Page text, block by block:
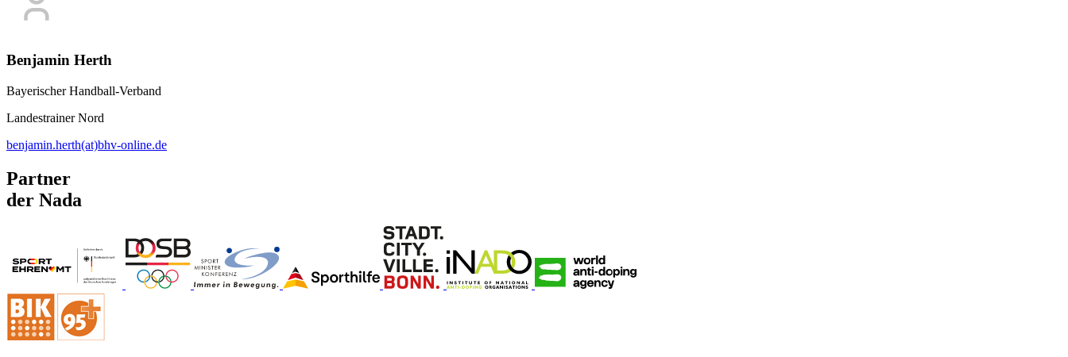
Benjamin Herth
Bayerischer Handball-Verband
Landestrainer Nord
benjamin.herth(at)bhv-online.de
Partner
der Nada